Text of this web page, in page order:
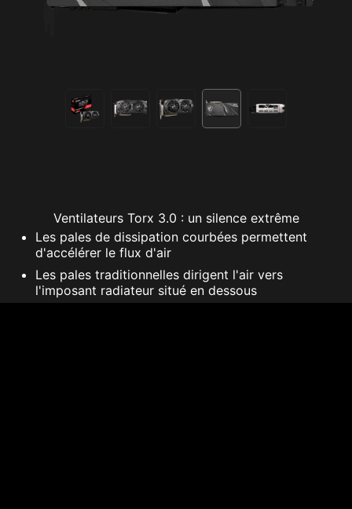
Ventilateurs Torx 3.0 : un silence extrême
Les pales de dissipation courbées permettent
d'accélérer le flux d'air
Les pales traditionnelles dirigent l'air vers
l'imposant radiateur situé en dessous